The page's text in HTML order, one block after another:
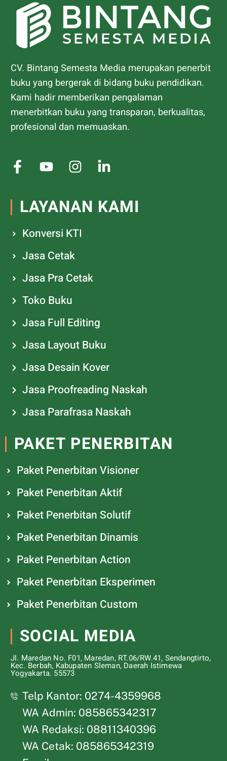
CV. Bintang Semesta Media merupakan penerbit
buku yang bergerak di bidang buku pendidikan.
Kami hadir memberikan pengalaman
menerbitkan buku yang transparan, berkualitas,
profesional dan memuaskan.
LAYANAN KAMI
Konversi KTI
Jasa Cetak
Jasa Pra Cetak
Toko Buku
Jasa Full Editing
Jasa Layout Buku
Jasa Desain Kover
Jasa Proofreading Naskah
Jasa Parafrasa Naskah
PAKET PENERBITAN
Paket Penerbitan Visioner
Paket Penerbitan Aktif
Paket Penerbitan Solutif
Paket Penerbitan Dinamis
Paket Penerbitan Action
Paket Penerbitan Eksperimen
Paket Penerbitan Custom
SOCIAL MEDIA
Jl. Maredan No. F01, Maredan, RT.06/RW.41, Sendangtirto,
Kec. Berbah, Kabupaten Sleman, Daerah Istimewa
Yogyakarta. 55573
Telp Kantor: 0274-4359968
WA Admin: 085865342317
WA Redaksi: 08811340396
WA Cetak: 085865342319